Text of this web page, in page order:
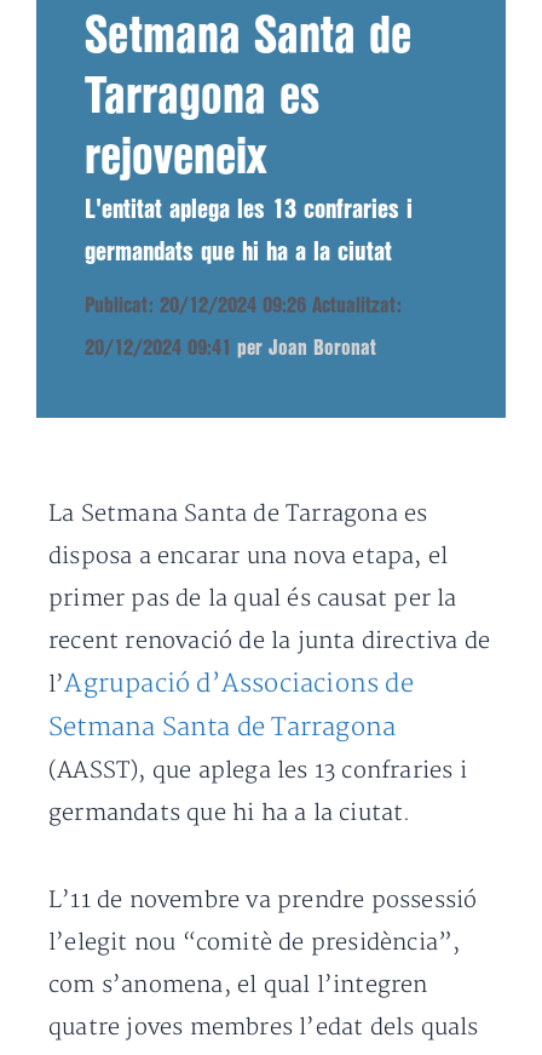
Setmana Santa de
Tarragona es
rejoveneix
L'entitat aplega les 13 confraries i
germandats que hi ha a la ciutat
Publicat: 20/12/2024 09:26 Actualitzat:
20/12/2024 09:41 per Joan Boronat
La Setmana Santa de Tarragona es
disposa a encarar una nova etapa, el
primer pas de la qual és causat per la
recent renovació de la junta directiva de
l’Agrupació d’Associacions de
Setmana Santa de Tarragona
(AASST), que aplega les 13 confraries i
germandats que hi ha a la ciutat.
L’11 de novembre va prendre possessió
l’elegit nou “comitè de presidència”,
com s’anomena, el qual l’integren
quatre joves membres l’edat dels quals